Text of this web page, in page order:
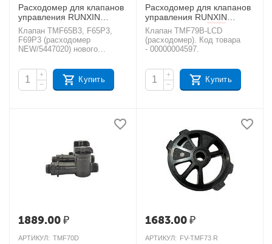
Расходомер для клапанов
управления RUNXIN
TMF65B3, TMF65P3,
TMF69P3
Клапан TMF65В3, F65P3,
F69P3 (расходомер
NEW/5447020) нового
+
−
Купить
Расходомер для клапанов
управления RUNXIN
TMF79B-LCD
AКЦИЯ
Клапан TMF79B-LCD
(расходомер). Код товара
- 00000004597.
+
−
Купить
1889.00₽
АРТИКУЛ: TMF70D
1683.00₽
АРТИКУЛ: FV-TMF73 R